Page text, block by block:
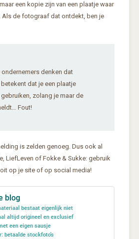
een kopie zijn van een plaatje waar
de fotograaf dat ontdekt, ben je
denken dat
dat je een plaatje
zolang je maar de
Fout!
is zelden genoeg. Dus ook al
LiefLeven of Fokke & Sukke: gebruik
op je site of op social media!
blog
bestaat eigenlijk niet
altijd origineel en exclusief
een eigen sausje
betaalde stockfoto’s